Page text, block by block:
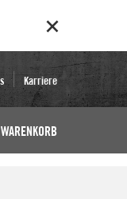
Karriere
WARENKORB